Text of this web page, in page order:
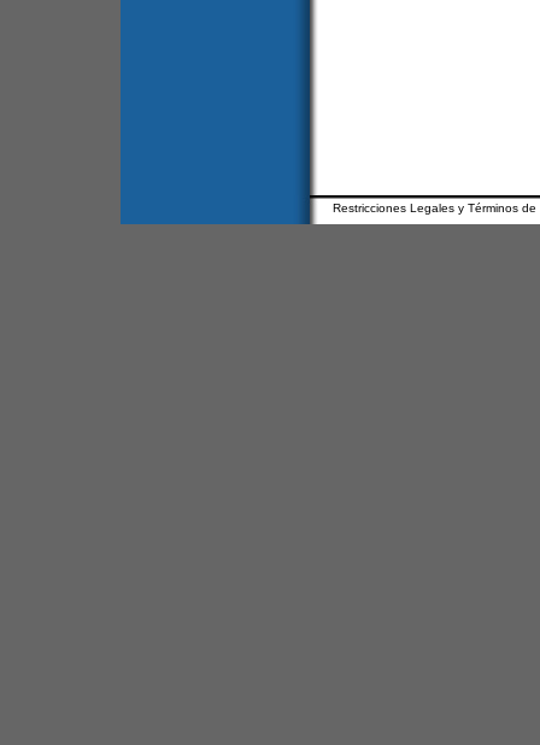
Restricciones Legales y Términos de